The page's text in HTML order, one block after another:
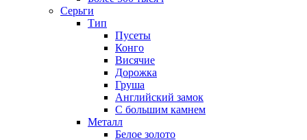
Серьги
Тип
Пусеты
Конго
Висячие
Дорожка
Груша
Английский замок
С большим камнем
Металл
Белое золото